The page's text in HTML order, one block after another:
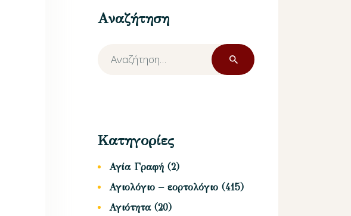
Αναζήτηση
Αναζήτηση
για:
Κατηγορίες
Αγία Γραφή (2)
Αγιολόγιο – εορτολόγιο (415)
Αγιότητα(20)